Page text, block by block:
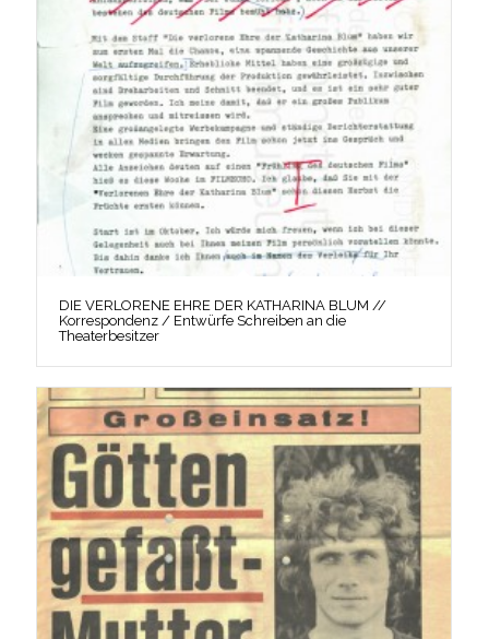
DIE VERLORENE EHRE DER KATHARINA BLUM //
Korrespondenz / Entwürfe Schreiben an die
Theaterbesitzer